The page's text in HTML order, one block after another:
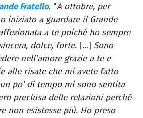
Fratello. "A ottobre, per
iniziato a guardare il Grande
a te poiché ho sempre
dolce, forte. […] Sono
nell’amore grazie a te e
alle risate che mi avete fatto
po’ di tempo mi sono sentita
preclusa delle relazioni perché
non esistesse più. Ho preso